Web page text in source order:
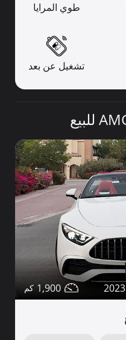
طوي المرايا
تشغيل عن بعد
2023
1,900